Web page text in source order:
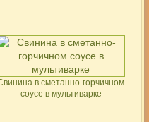
в сметанно-горчичном
соусе в мультиварке